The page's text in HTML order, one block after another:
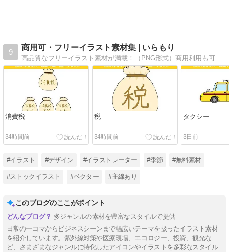
9
商用可・フリーイラスト素材集 | いらもり
高品質なフリーイラスト素材が満載！（PNG形式）商用利用も可能で、多彩なジャンルをカバー。登録不要ですぐにダウンロードできます。保育、教育、医療のイラスト強化中！イラストの森、略して「いらもり」。佐藤みきとが運営しています。
消費税
34時間前
税
34時間前
タクシー
3日前
#イラスト #デザイン #イラストレーター #季節 #無料素材
#ストックイラスト #ベクター #主線あり
このブログのここがポイント
多ジャンルの素材を豊富なスタイルで提供
日常の一コマからビジネスシーンまで幅広いテーマを扱ったイラスト素材
を紹介しています。紫外線対策や医療現場、エコロジー、投資、観光な
ど、さまざまなジャンルに特化したアイコンやイラストを多彩なスタイル